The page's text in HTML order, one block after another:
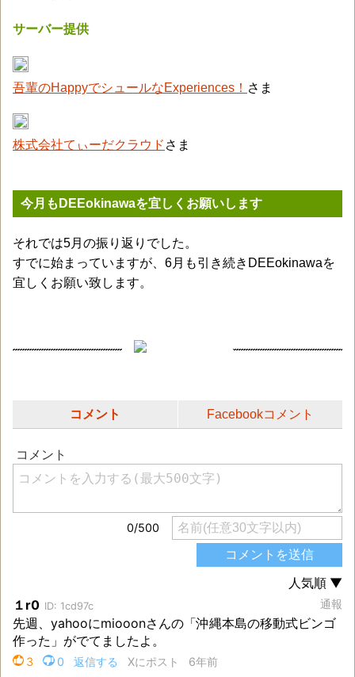
サーバー提供
吾輩のHappyでシュールなExperiences！ さま
株式会社てぃーだクラウド さま
今月もDEEokinawaを宜しくお願いします
それでは5月の振り返りでした。
すでに始まっていますが、6月も引き続きDEEokinawaを
宜しくお願い致します。
コメント Facebookコメント